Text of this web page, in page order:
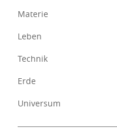
Materie
Leben
Technik
Erde
Universum